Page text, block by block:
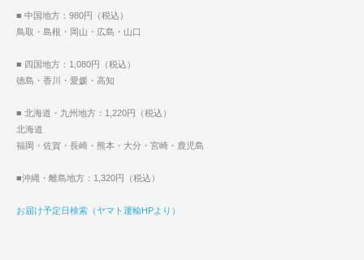
■ 中国地方：980円（税込）
鳥取・島根・岡山・広島・山口
■ 四国地方：1,080円（税込）
徳島・香川・愛媛・高知
■ 北海道・九州地方：1,220円（税込）
北海道
福岡・佐賀・長崎・熊本・大分・宮崎・鹿児島
■沖縄・離島地方：1,320円（税込）
お届け予定日検索（ヤマト運輸HPより）